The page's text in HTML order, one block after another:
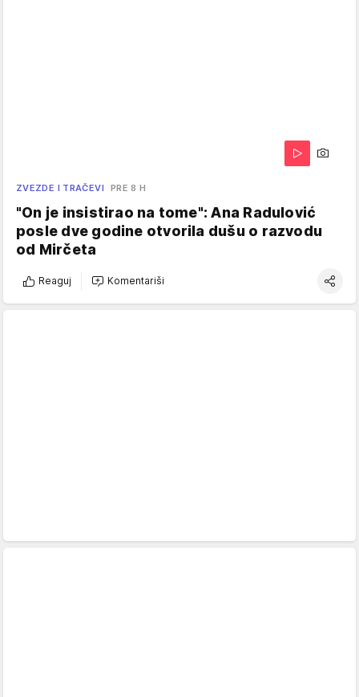
ZVEZDE I TRAČEVI PRE 8 H
"On je insistirao na tome": Ana Radulović
posle dve godine otvorila dušu o razvodu
od Mirčeta
Reaguj Komentariši